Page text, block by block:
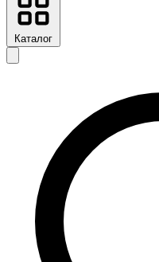
Каталог